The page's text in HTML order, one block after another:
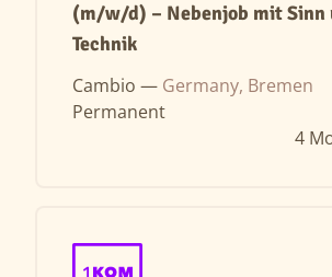
(m/w/d) – Nebenjob mit Sinn
Technik
Cambio — Germany, Bremen
Permanent
4